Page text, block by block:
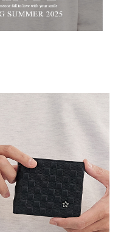
或監護人之同意方可使用
起之損失，本公司不負相關責
註冊。若發現惡意使用之情形，
使用額度並採取法律行動。
費
費
費